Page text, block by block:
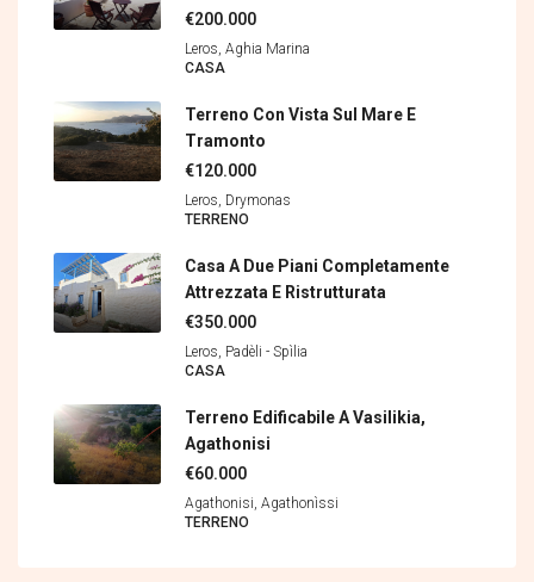
€200.000
Leros, Aghia Marina
CASA
Terreno Con Vista Sul Mare E
Tramonto
€120.000
Leros, Drymonas
TERRENΟ
Casa A Due Piani Completamente
Attrezzata E Ristrutturata
€350.000
Leros, Padèli - Spìlia
CASA
Terreno Edificabile A Vasilikia,
Agathonisi
€60.000
Agathonisi, Agathonìssi
TERRENΟ